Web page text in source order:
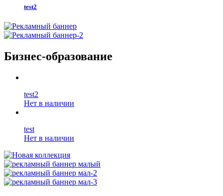
test2
Бизнес-образование
test2
Нет в наличии
test
Нет в наличии